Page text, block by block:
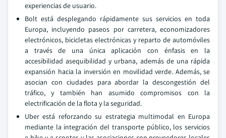
experiencias de usuario.
Bolt está desplegando rápidamente sus servicios en toda
Europa, incluyendo paseos por carretera, economizadores
electrónicos, bicicletas electrónicas y reparto de automóviles
a través de una única aplicación con énfasis en la
accesibilidad asequibilidad y urbana, además de una rápida
expansión hacia la inversión en movilidad verde. Además, se
asocian con ciudades para abordar la descongestión del
tráfico, y también han asumido compromisos con la
electrificación de la flota y la seguridad.
Uber está reforzando su estrategia multimodal en Europa
mediante la integración del transporte público, los servicios